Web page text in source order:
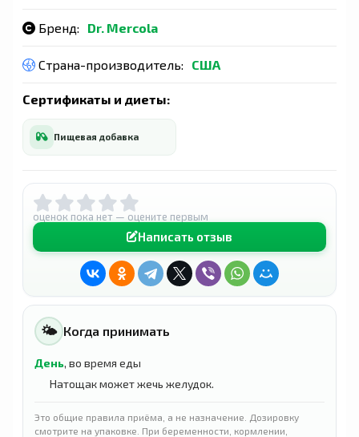
Бренд: Dr. Mercola
Страна-производитель: США
Сертификаты и диеты:
Пищевая добавка
оценок пока нет — оцените первым
Написать отзыв
🌤 Когда принимать
День, во время еды
Натощак может жечь желудок.
Это общие правила приёма, а не назначение. Дозировку
смотрите на упаковке. При беременности, кормлении,